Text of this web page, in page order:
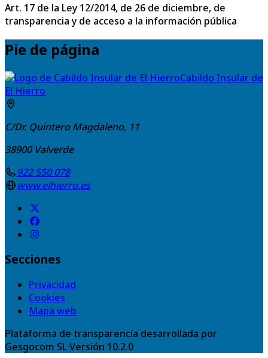
Art. 17 de la Ley 12/2014, de 26 de diciembre, de
transparencia y de acceso a la información pública
Pie de página
Cabildo Insular de
El Hierro
C/Dr. Quintero Magdaleno, 11
38900 Valverde
922 550 078
www.elhierro.es
Secciones
Privacidad
Cookies
Mapa web
Plataforma de transparencia desarrollada por
Gesgocom SL·Versión 10.2.0